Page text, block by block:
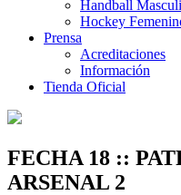
Handball
Hockey
Prensa
Acreditaciones
Información
Tienda Oficial
FECHA 18 ::
ARSENAL 2